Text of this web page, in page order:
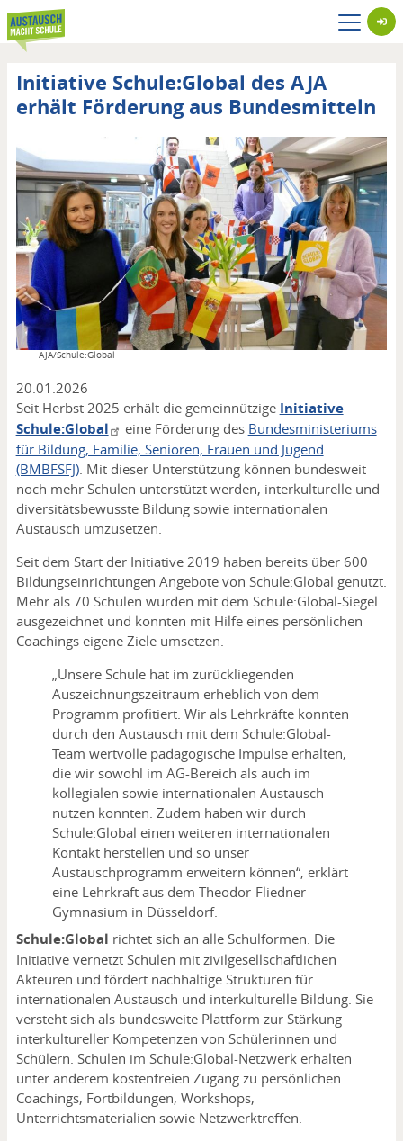
Direkt
zum
Inhalt
Initiative Schule:Global des AJA
erhält Förderung aus Bundesmitteln
Copyright
AJA/Schule:Global
20.01.2026
Seit Herbst 2025 erhält die gemeinnützige Initiative
Schule:Global
eine Förderung des Bundesministeriums
für Bildung, Familie, Senioren, Frauen und Jugend
(BMBFSFJ). Mit dieser Unterstützung können bundesweit
noch mehr Schulen unterstützt werden, interkulturelle und
diversitätsbewusste Bildung sowie internationalen
Austausch umzusetzen.
Seit dem Start der Initiative 2019 haben bereits über 600
Bildungseinrichtungen Angebote von Schule:Global genutzt.
Mehr als 70 Schulen wurden mit dem Schule:Global-Siegel
ausgezeichnet und konnten mit Hilfe eines persönlichen
Coachings eigene Ziele umsetzen.
„Unsere Schule hat im zurückliegenden
Auszeichnungszeitraum erheblich von dem
Programm profitiert. Wir als Lehrkräfte konnten
durch den Austausch mit dem Schule:Global-
Team wertvolle pädagogische Impulse erhalten,
die wir sowohl im AG-Bereich als auch im
kollegialen sowie internationalen Austausch
nutzen konnten. Zudem haben wir durch
Schule:Global einen weiteren internationalen
Kontakt herstellen und so unser
Austauschprogramm erweitern können“, erklärt
eine Lehrkraft aus dem Theodor-Fliedner-
Gymnasium in Düsseldorf.
Schule:Global richtet sich an alle Schulformen. Die
Initiative vernetzt Schulen mit zivilgesellschaftlichen
Akteuren und fördert nachhaltige Strukturen für
internationalen Austausch und interkulturelle Bildung. Sie
versteht sich als bundesweite Plattform zur Stärkung
interkultureller Kompetenzen von Schülerinnen und
Schülern. Schulen im Schule:Global-Netzwerk erhalten
unter anderem kostenfreien Zugang zu persönlichen
Coachings, Fortbildungen, Workshops,
Unterrichtsmaterialien sowie Netzwerktreffen.